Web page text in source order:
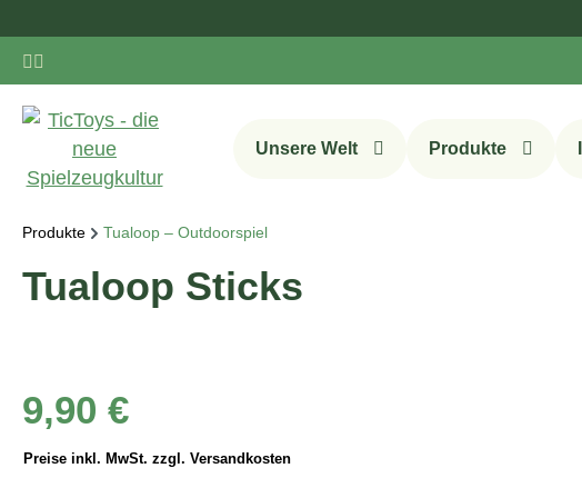
Unsere Welt Produkte
Produkte Tualoop – Outdoorspiel
Tualoop Sticks
Regulärer Preis:
9,90 €
Preise inkl. MwSt. zzgl. Versandkosten